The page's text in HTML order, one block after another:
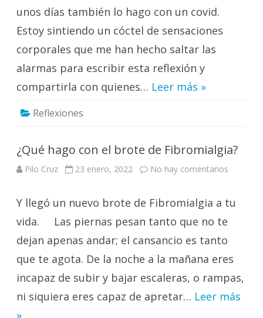
unos días también lo hago con un covid.
Estoy sintiendo un cóctel de sensaciones
corporales que me han hecho saltar las
alarmas para escribir esta reflexión y
compartirla con quienes… Leer más »
Reflexiones
¿Qué hago con el brote de Fibromialgia?
Pilo Cruz 23 enero, 2022 No hay comentarios
el
brote
Y llegó un nuevo brote de Fibromialgia a tu
vida. Las piernas pesan tanto que no te
dejan apenas andar; el cansancio es tanto
que te agota. De la noche a la mañana eres
incapaz de subir y bajar escaleras, o rampas,
ni siquiera eres capaz de apretar… Leer más
»